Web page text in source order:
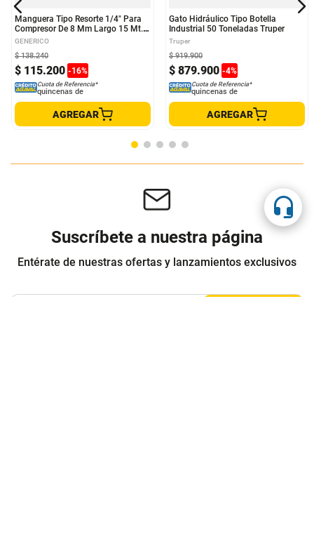
Manguera Tipo Resorte 1/4" Para
Compresor De 8 Mm Largo 15 Mt.
Color Naranja
GENERICO
$ 115.200 -16%
$ 138.240
Cuota de Referencia*
quincenas de
AGREGAR
Gato Hidráulico Tipo Botella
Industrial 50 Toneladas Truper
Truper
$ 879.900 -4%
$ 919.900
Cuota de Referencia*
quincenas de
AGREGAR
Suscríbete a nuestra página
Entérate de nuestras ofertas y lanzamientos exclusivos